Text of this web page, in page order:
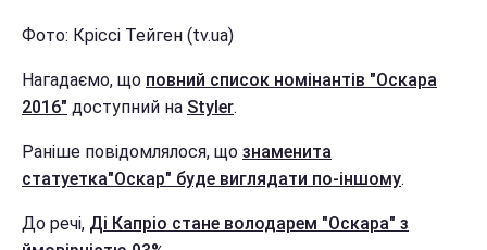
Фото: Кріссі Тейген (tv.ua)
Нагадаємо, що повний список номінантів "Оскара
2016" доступний на Styler.
Раніше повідомлялося, що знаменита
статуетка"Оскар" буде виглядати по-іншому.
До речі, Ді Капріо стане володарем "Оскара" з